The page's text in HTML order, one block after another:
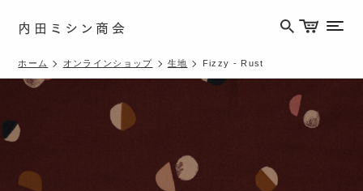
内田ミシン商会 メニ
ホーム オンラインショップ 生地 Fizzy - Rust